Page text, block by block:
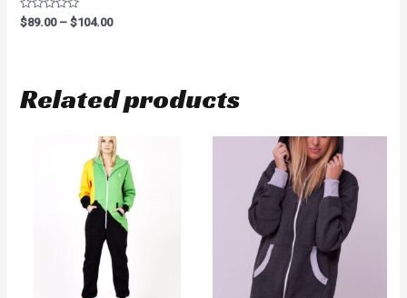
Rated
0
$89.00–$104.00
Related products